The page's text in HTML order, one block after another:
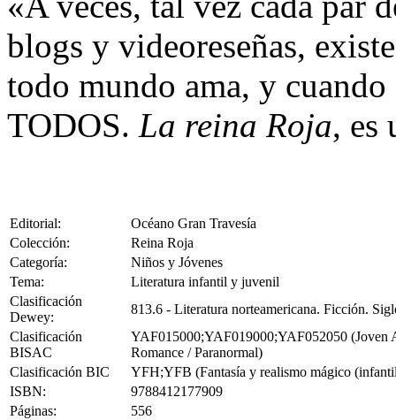
blogs y videoreseñas,
todo mundo ama, y
TODOS. La reina Roja, es
Editorial:
Océano Gran Travesía
Colección:
Reina Roja
Categoría:
Niños y Jóvenes
Tema:
Literatura infantil y juvenil
Clasificación
Dewey:
813.6 - Literatura norteamericana. Ficción.
Clasificación
BISAC
YAF015000;YAF019000;YAF052050 (Joven
Romance / Paranormal)
Clasificación BIC
YFH;YFB (Fantasía y realismo mágico
ISBN:
9788412177909
Páginas:
556